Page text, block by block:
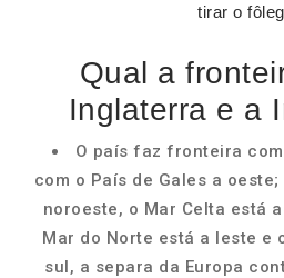
tirar o
Qual a
Inglaterra e a
O país faz fronteira
com o País de Gales a
noroeste, o Mar Celta está
Mar do Norte está a leste e
sul, a separa da Europa